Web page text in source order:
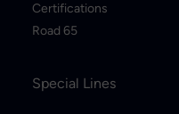
Certifications
Road 65
Special Lines